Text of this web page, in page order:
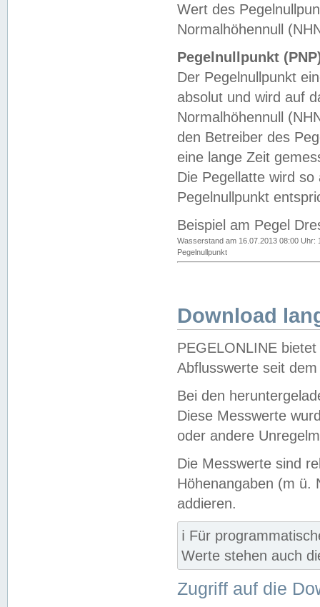
Wert des
Normalhöhennull
Pegelnullpunkt
Der Pegelnullpunkt
absolut und wird auf
Normalhöhennull
den Betreiber des
eine lange Zeit
Die Pegellatte wird
Pegelnullpunkt
Beispiel am Pegel
Wasserstand am 16.07.2013 08:00 Uhr:
Pegelnullpunkt
Download
PEGELONLINE
Abflusswerte seit
Bei den
Diese Messwerte
oder andere
Die Messwerte sind
Höhenangaben (m ü.
addieren.
ℹ️ Für
Werte stehen auch
Zugriff auf die